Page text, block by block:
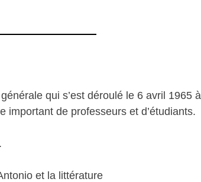
qui s’est déroulé le 6 avril 1965 à
important de professeurs et d’étudiants.
et la littérature